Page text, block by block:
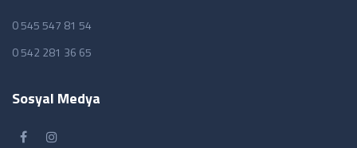
0 545 547 81 54
0 542 281 36 65
Sosyal Medya